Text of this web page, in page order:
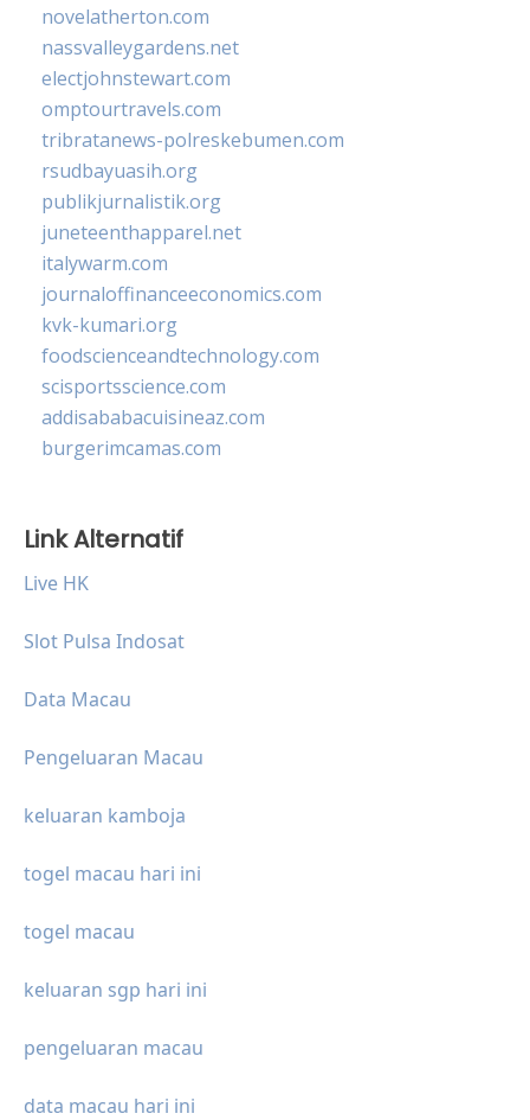
novelatherton.com
nassvalleygardens.net
electjohnstewart.com
omptourtravels.com
tribratanews-polreskebumen.com
rsudbayuasih.org
publikjurnalistik.org
juneteenthapparel.net
italywarm.com
journaloffinanceeconomics.com
kvk-kumari.org
foodscienceandtechnology.com
scisportsscience.com
addisababacuisineaz.com
burgerimcamas.com
Link Alternatif
Live HK
Slot Pulsa Indosat
Data Macau
Pengeluaran Macau
keluaran kamboja
togel macau hari ini
togel macau
keluaran sgp hari ini
pengeluaran macau
data macau hari ini